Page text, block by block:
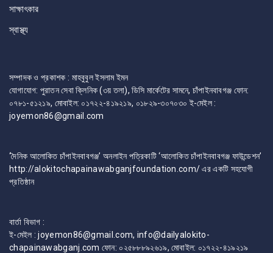
সাক্ষাৎকার
স্বাস্থ্য
সম্পাদক ও প্রকাশক : মাহবুবুল ইসলাম ইমন
যোগাযোগ: পুরাতন সেবা ক্লিনিক (৩য় তলা), ডিসি মার্কেটের সামনে, চাঁপাইনবাবগঞ্জ ফোন:
০৭৮১-৫১২১৯, মোবাইল: ০১৭২২-৪১৯২১৯, ০১৮২৯-৩০৭০৩০ ই-মেইল :
joyemon86@gmail.com
‘দৈনিক আলোকিত চাঁপাইনবাবগঞ্জ’ অনলাইন পত্রিকাটি ‘আলোকিত চাঁপাইনবাবগঞ্জ ফাউন্ডেশন’
http://alokitochapainawabganjfoundation.com/ এর একটি সহযোগী
প্রতিষ্ঠান
বার্তা বিভাগ :
ই-মেইল : joyemon86@gmail.com, info@dailyalokito-
chapainawabganj.com ফোন: ০২৫৮৮৮৯২৬১৯, মোবাইল: ০১৭২২-৪১৯২১৯